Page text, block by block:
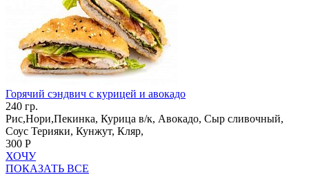
Горячий сэндвич с курицей и авокадо
240 гр.
Рис,Нори,Пекинка, Курица в/к, Авокадо, Сыр сливочный,
Соус Терияки, Кунжут, Кляр,
300 Р
ХОЧУ
ПОКАЗАТЬ ВСЕ